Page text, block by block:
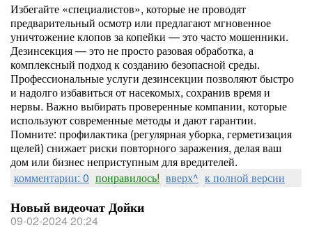
Избегайте «специалистов», которые не проводят
предварительный осмотр или предлагают мгновенное
уничтожение клопов за копейки — это часто мошенники.
Дезинсекция — это не просто разовая обработка, а
комплексный подход к созданию безопасной среды.
Профессиональные услуги дезинсекции позволяют быстро
и надолго избавиться от насекомых, сохранив время и
нервы. Важно выбирать проверенные компании, которые
используют современные методы и дают гарантии.
Помните: профилактика (регулярная уборка, герметизация
щелей) снижает риски повторного заражения, делая ваш
дом или бизнес неприступным для вредителей.
комментарии: 0 понравилось! вверх^ к полной версии
Новый видеочат Дойки
09-02-2024 20:24